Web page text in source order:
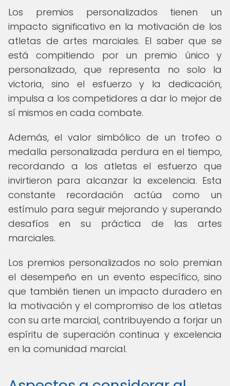
Los premios personalizados tienen un
impacto significativo en la motivación de los
atletas de artes marciales. El saber que se
está compitiendo por un premio único y
personalizado, que representa no solo la
victoria, sino el esfuerzo y la dedicación,
impulsa a los competidores a dar lo mejor de
sí mismos en cada combate.
Además, el valor simbólico de un trofeo o
medalla personalizada perdura en el tiempo,
recordando a los atletas el esfuerzo que
invirtieron para alcanzar la excelencia. Esta
constante recordación actúa como un
estímulo para seguir mejorando y superando
desafíos en su práctica de las artes
marciales.
Los premios personalizados no solo premian
el desempeño en un evento específico, sino
que también tienen un impacto duradero en
la motivación y el compromiso de los atletas
con su arte marcial, contribuyendo a forjar un
espíritu de superación continua y excelencia
en la comunidad marcial.